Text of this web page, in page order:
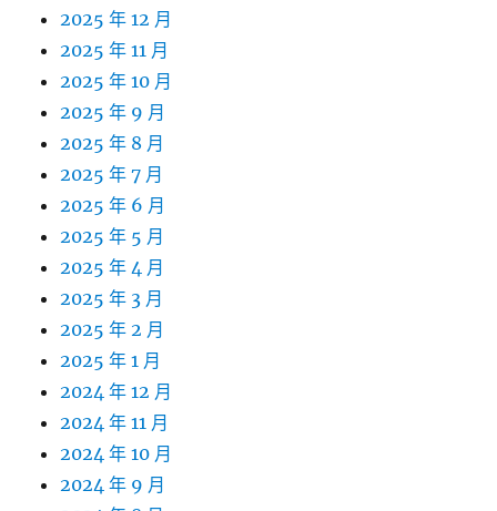
2025 年 12 月
2025 年 11 月
2025 年 10 月
2025 年 9 月
2025 年 8 月
2025 年 7 月
2025 年 6 月
2025 年 5 月
2025 年 4 月
2025 年 3 月
2025 年 2 月
2025 年 1 月
2024 年 12 月
2024 年 11 月
2024 年 10 月
2024 年 9 月